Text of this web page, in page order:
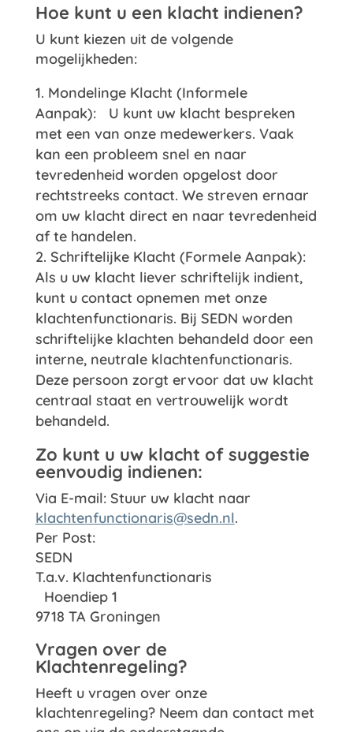
Hoe kunt u een klacht indienen?
U kunt kiezen uit de volgende
mogelijkheden:
Mondelinge Klacht (Informele
Aanpak): U kunt uw klacht bespreken
met een van onze medewerkers. Vaak
kan een probleem snel en naar
tevredenheid worden opgelost door
rechtstreeks contact. We streven ernaar
om uw klacht direct en naar tevredenheid
af te handelen.
Schriftelijke Klacht (Formele Aanpak):
Als u uw klacht liever schriftelijk indient,
kunt u contact opnemen met onze
klachtenfunctionaris. Bij SEDN worden
schriftelijke klachten behandeld door een
interne, neutrale klachtenfunctionaris.
Deze persoon zorgt ervoor dat uw klacht
centraal staat en vertrouwelijk wordt
behandeld.
Zo kunt u uw klacht of suggestie
eenvoudig indienen:
Via E-mail: Stuur uw klacht naar
klachtenfunctionaris@sedn.nl.
Per Post:
SEDN
T.a.v. Klachtenfunctionaris
Hoendiep 1
9718 TA Groningen
Vragen over de
Klachtenregeling?
Heeft u vragen over onze
klachtenregeling? Neem dan contact met